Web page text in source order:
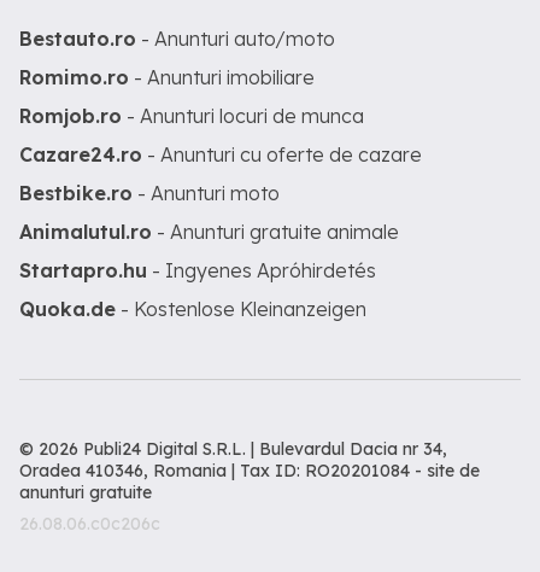
Bestauto.ro - Anunturi auto/moto
Romimo.ro - Anunturi imobiliare
Romjob.ro - Anunturi locuri de munca
Cazare24.ro - Anunturi cu oferte de cazare
Bestbike.ro - Anunturi moto
Animalutul.ro - Anunturi gratuite animale
Startapro.hu - Ingyenes Apróhirdetés
Quoka.de - Kostenlose Kleinanzeigen
© 2026 Publi24 Digital S.R.L. | Bulevardul Dacia nr 34,
Oradea 410346, Romania | Tax ID: RO20201084 - site de
anunturi gratuite
26.08.06.c0c206c